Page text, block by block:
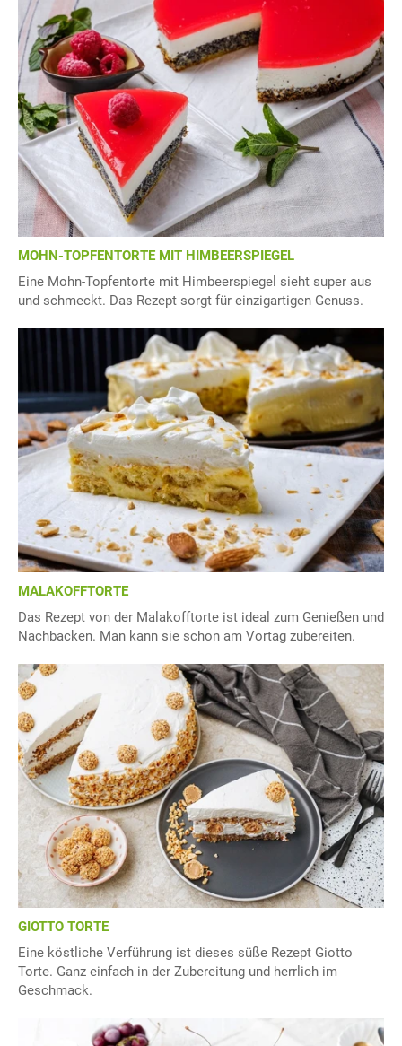
MOHN-TOPFENTORTE MIT HIMBEERSPIEGEL
Eine Mohn-Topfentorte mit Himbeerspiegel sieht super aus
und schmeckt. Das Rezept sorgt für einzigartigen Genuss.
MALAKOFFTORTE
Das Rezept von der Malakofftorte ist ideal zum Genießen und
Nachbacken. Man kann sie schon am Vortag zubereiten.
GIOTTO TORTE
Eine köstliche Verführung ist dieses süße Rezept Giotto
Torte. Ganz einfach in der Zubereitung und herrlich im
Geschmack.